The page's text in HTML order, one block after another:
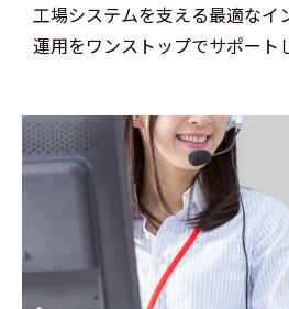
工場システムを支える最適なイ
運用をワンストップでサポート